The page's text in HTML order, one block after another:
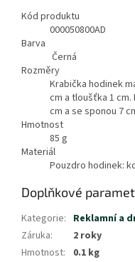
Kód produktu
000050800AD
Barva
Černá
Rozměry
Krabička hodinek
cm a tloušťka 1 cm.
cm a se sponou 7
Hmotnost
85 g
Materiál
Pouzdro hodinek:
Doplňkové
Kategorie: Reklamní a
Záruka:
2 roky
Hmotnost:
0.1 kg